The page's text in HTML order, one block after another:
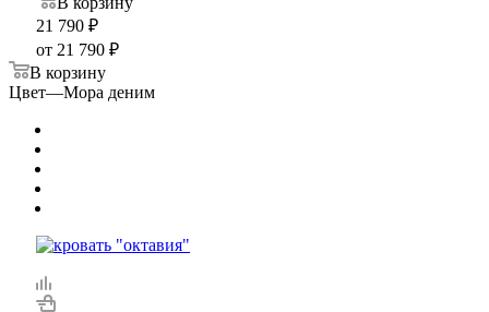
21 790 ₽
от 21 790 ₽
В корзину
Цвет—Мора деним